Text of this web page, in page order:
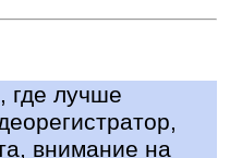
где лучше
внимание на